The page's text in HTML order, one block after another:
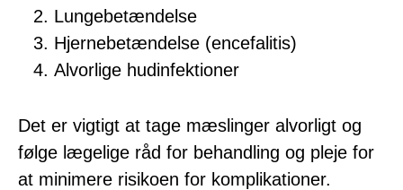
Lungebetændelse
Hjernebetændelse (encefalitis)
Alvorlige hudinfektioner
Det er vigtigt at tage mæslinger alvorligt og
følge lægelige råd for behandling og pleje for
at minimere risikoen for komplikationer.